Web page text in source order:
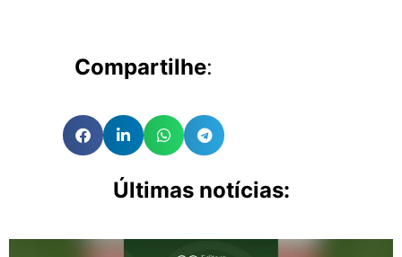
Compartilhe:
Últimas notícias: